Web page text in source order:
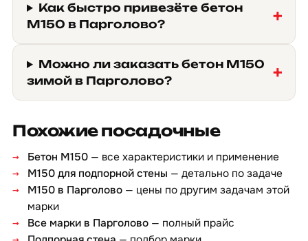
Как быстро привезёте бетон
М150 в Парголово?
Можно ли заказать бетон М150
зимой в Парголово?
Похожие посадочные
Бетон М150 — все характеристики и применение
М150 для подпорной стены — детально по задаче
М150 в Парголово — цены по другим задачам этой
марки
Все марки в Парголово — полный прайс